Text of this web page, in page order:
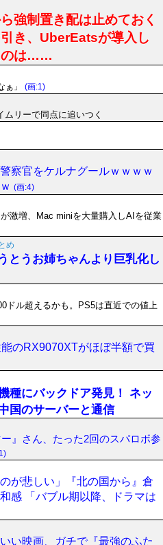
強制置き配は止めておく
き、UberEatsが導入し
のは……
」
(画:1)
リーで同点に追いつく
察官をケルナグールｗｗｗｗ
(画:4)
激増、Mac miniを大量購入しAIを従業
め
とうお姉ちゃんより巨乳化し
ドル超えるかも。PS5は直近での値上
のRX9070XTがほぼ半額で買
種にバックドア発見！ ネッ
国のサーバーと通信
』さん、たった2回のスパロボ参
が悲しい」『北の国から』倉
感 「バブル期以降、ドラマは
い映画、ガチで『最強のふた